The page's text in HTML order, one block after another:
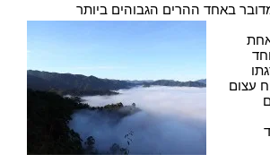
באחד ההרים הגבוהים ביותר
אחת
עצום